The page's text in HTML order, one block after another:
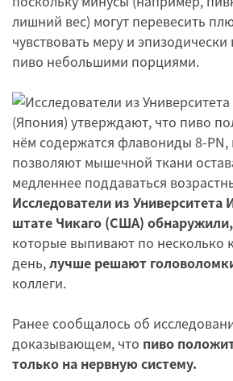
лишний вес) могут перевесить
чувствовать меру и эпизодически
пиво небольшими порциями.
Исследователи из Университета
штате Чикаго (США)
которые выпивают по несколько
день,лучше решают
коллеги.
Ранее сообщалось об
доказывающем, что пиво
только на нервную систему.